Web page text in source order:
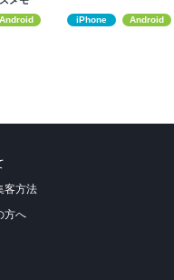
Android iPhone Android
客方法
方へ